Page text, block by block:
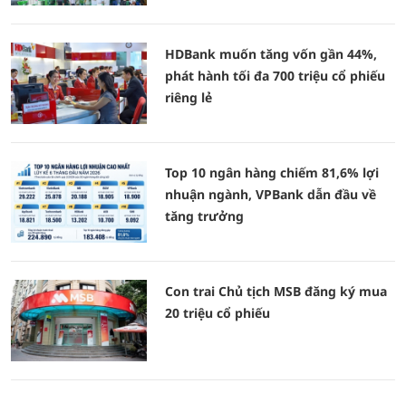
HDBank muốn tăng vốn gần 44%,
phát hành tối đa 700 triệu cổ phiếu
riêng lẻ
Top 10 ngân hàng chiếm 81,6% lợi
nhuận ngành, VPBank dẫn đầu về
tăng trưởng
Con trai Chủ tịch MSB đăng ký mua
20 triệu cổ phiếu